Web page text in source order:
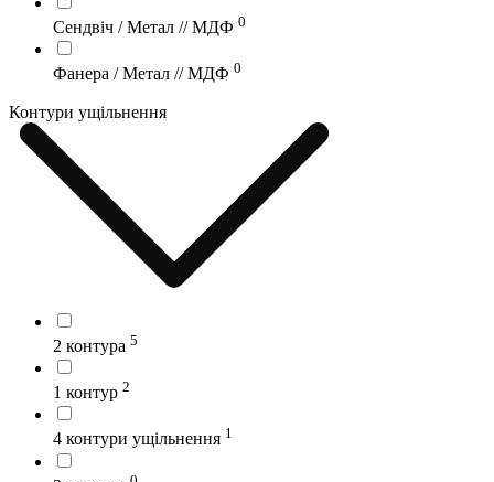
Сендвіч / Метал // МДФ 0
Фанера / Метал // МДФ 0
Контури ущільнення
2 контура 5
1 контур 2
4 контури ущільнення 1